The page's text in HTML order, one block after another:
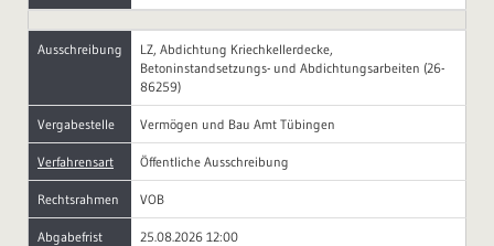
Ausschreibung
LZ, Abdichtung Kriechkellerdecke,
Betoninstandsetzungs- und Abdichtungsarbeiten (26-
86259)
Vergabestelle Vermögen und Bau Amt Tübingen
Verfahrensart Öffentliche Ausschreibung
Rechtsrahmen VOB
Abgabefrist 25.08.2026 12:00